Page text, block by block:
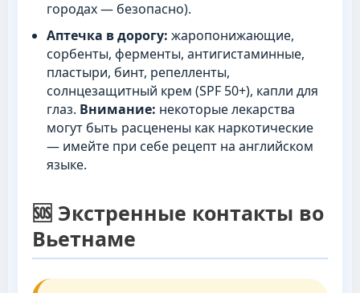
городах — безопасно).
Аптечка в дорогу: жаропонижающие,
сорбенты, ферменты, антигистаминные,
пластыри, бинт, репелленты,
солнцезащитный крем (SPF 50+), капли для
глаз. Внимание: некоторые лекарства
могут быть расценены как наркотические
— имейте при себе рецепт на английском
языке.
🆘 Экстренные контакты во
Вьетнаме